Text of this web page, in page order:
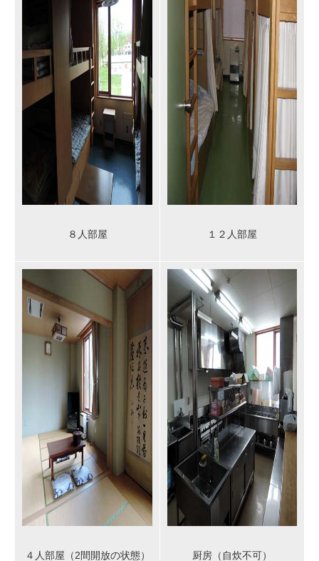
８人部屋 １２人部屋
４人部屋（2間開放の状態） 厨房（自炊不可）